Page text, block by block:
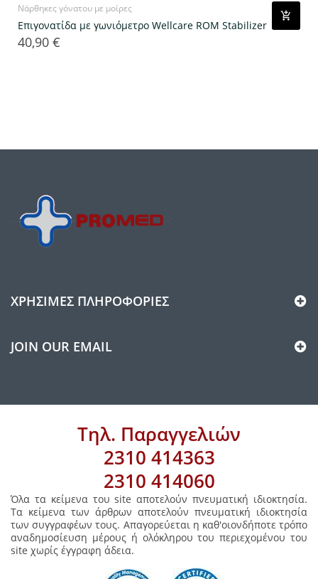
Νάρθηκες γόνατου με μοίρες
Επιγονατίδα με γωνιόμετρο Wellcare ROM Stabilizer
Τιμή
40,90 €
ΧΡΉΣΙΜΕΣ ΠΛΗΡΟΦΟΡΊΕΣ
JOIN OUR EMAIL
Τηλ. Παραγγελιών
2310 414363
2310 414060
Όλα τα κείμενα του site αποτελούν πνευματική ιδιοκτησία.
Τα κείμενα των άρθρων αποτελούν πνευματική ιδιοκτησία
των συγγραφέων τους. Απαγορεύεται η καθ'οιονδήποτε τρόπο
αναδημοσίευση μέρους ή ολόκληρου του περιεχομένου του
site χωρίς έγγραφη άδεια.